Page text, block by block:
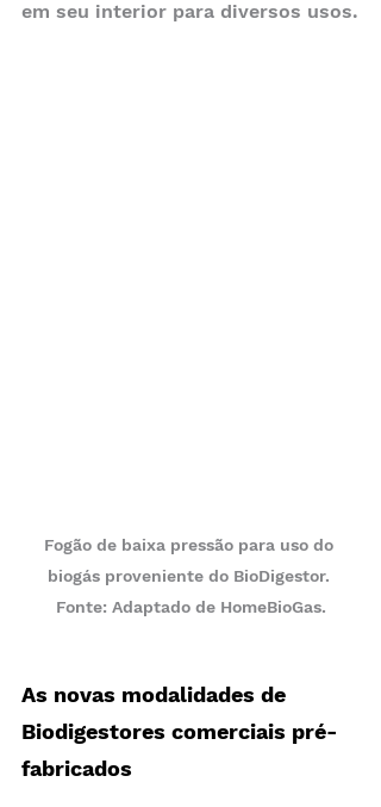
em seu interior para diversos usos.
Fogão de baixa pressão para uso do
biogás proveniente do BioDigestor.
Fonte: Adaptado de HomeBioGas.
As novas modalidades de
Biodigestores comerciais pré-
fabricados